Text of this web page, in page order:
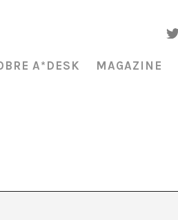
A*DESK MAGAZINE